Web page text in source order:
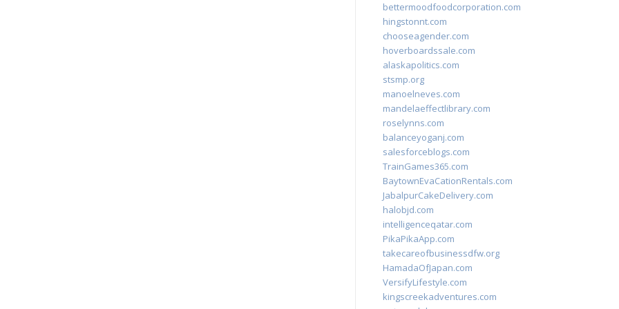
bettermoodfoodcorporation.com
hingstonnt.com
chooseagender.com
hoverboardssale.com
alaskapolitics.com
stsmp.org
manoelneves.com
mandelaeffectlibrary.com
roselynns.com
balanceyoganj.com
salesforceblogs.com
TrainGames365.com
BaytownEvaCationRentals.com
JabalpurCakeDelivery.com
halobjd.com
intelligenceqatar.com
PikaPikaApp.com
takecareofbusinessdfw.org
HamadaOfJapan.com
VersifyLifestyle.com
kingscreekadventures.com